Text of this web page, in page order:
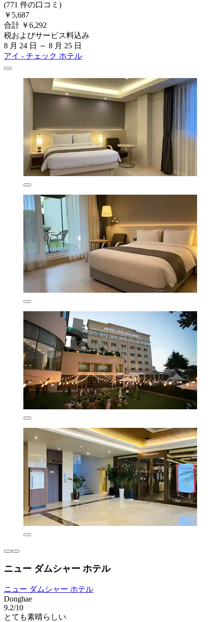
(771 件の口コミ)
￥5,687
合計 ￥6,292
税およびサービス料込み
8 月 24 日 ～ 8 月 25 日
アイ - チェック ホテル
ニュー ダムシャー ホテル
ニュー ダムシャー ホテル
Donghae
9.2/10
とても素晴らしい